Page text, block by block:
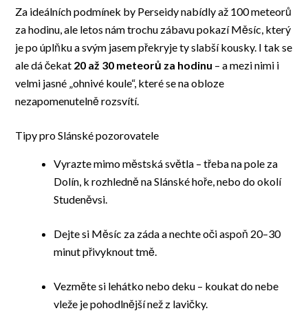
Za ideálních podmínek by Perseidy nabídly až 100 meteorů
za hodinu, ale letos nám trochu zábavu pokazí Měsíc, který
je po úplňku a svým jasem překryje ty slabší kousky. I tak se
ale dá čekat 20 až 30 meteorů za hodinu – a mezi nimi i
velmi jasné „ohnivé koule“, které se na obloze
nezapomenutelně rozsvítí.
Tipy pro Slánské pozorovatele
Vyrazte mimo městská světla – třeba na pole za
Dolín, k rozhledně na Slánské hoře, nebo do okolí
Studeněvsi.
Dejte si Měsíc za záda a nechte oči aspoň 20–30
minut přivyknout tmě.
Vezměte si lehátko nebo deku – koukat do nebe
vleže je pohodlnější než z lavičky.